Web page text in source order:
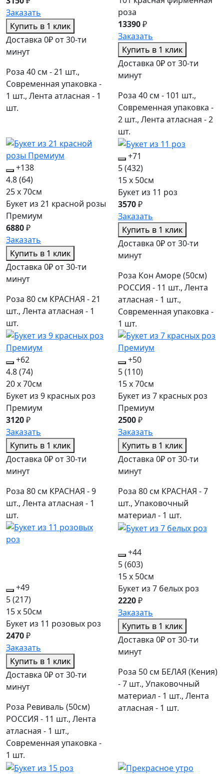
Заказать
Купить в 1 клик
Доставка 0₽ от 30-ти
минут
Роза 40 см - 21 шт.,
Современная упаковка -
1 шт., Лента атласная - 1
шт.
роза
13390₽
Заказать
Купить в 1 клик
Доставка 0₽ от 30-ти
минут
Роза 40 см - 101 шт.,
Современная упаковка -
2 шт., Лента атласная - 2
шт.
+138
4.8(64)
25 x 70см
Букет из 21 красной розы
Премиум
6880₽
Заказать
Купить в 1 клик
Доставка 0₽ от 30-ти
минут
Роза 80 см КРАСНАЯ - 21
шт., Лента атласная - 1
шт.
+71
5(432)
15 x 50см
Букет из 11 роз
3570₽
Заказать
Купить в 1 клик
Доставка 0₽ от 30-ти
минут
Роза Кон Аморе (50см)
РОССИЯ - 11 шт., Лента
атласная - 1 шт.,
Современная упаковка -
1 шт.
+62
4.8(74)
20 x 70см
Букет из 9 красных роз
Премиум
3120₽
Заказать
Купить в 1 клик
Доставка 0₽ от 30-ти
минут
Роза 80 см КРАСНАЯ - 9
шт., Лента атласная - 1
шт.
+50
5(110)
15 x 70см
Букет из 7 красных роз
Премиум
2500₽
Заказать
Купить в 1 клик
Доставка 0₽ от 30-ти
минут
Роза 80 см КРАСНАЯ - 7
шт., Упаковочный
материал - 1 шт.
+49
5(217)
15 x 50см
Букет из 11 розовых роз
2470₽
Заказать
Купить в 1 клик
Доставка 0₽ от 30-ти
минут
Роза Ревиваль (50см)
РОССИЯ - 11 шт., Лента
атласная - 1 шт.,
Современная упаковка -
1 шт.
+44
5(603)
15 x 50см
Букет из 7 белых роз
2220₽
Заказать
Купить в 1 клик
Доставка 0₽ от 30-ти
минут
Роза 50 см БЕЛАЯ (Кения)
- 7 шт., Упаковочный
материал - 1 шт., Лента
атласная - 1 шт.